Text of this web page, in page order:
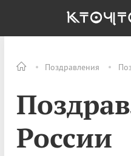
Поздравления
России